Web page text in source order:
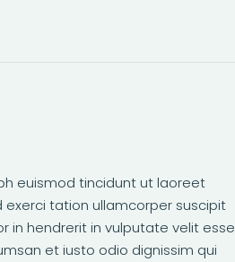
euismod tincidunt ut laoreet
tation ullamcorper suscipit
in hendrerit in vulputate velit esse
et iusto odio dignissim qui